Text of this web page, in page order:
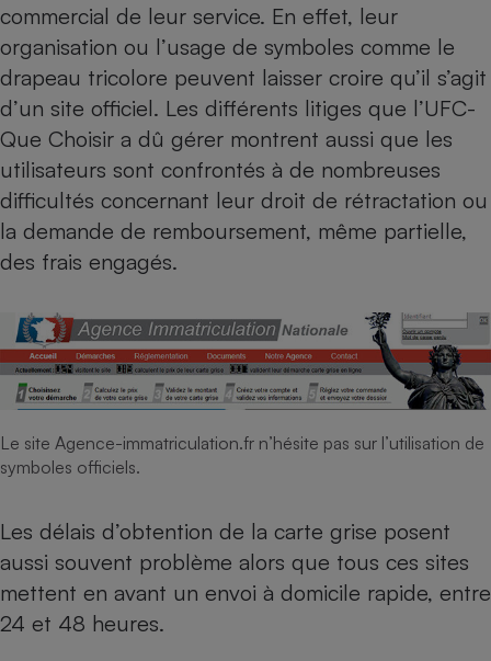
commercial de leur service. En effet, leur
organisation ou l’usage de symboles comme le
drapeau tricolore peuvent laisser croire qu’il s’agit
d’un site officiel. Les différents litiges que l’UFC-
Que Choisir a dû gérer montrent aussi que les
utilisateurs sont confrontés à de nombreuses
difficultés concernant leur droit de rétractation ou
la demande de remboursement, même partielle,
des frais engagés.
Le site Agence-immatriculation.fr n’hésite pas sur l’utilisation de
symboles officiels.
Les délais d’obtention de la carte grise posent
aussi souvent problème alors que tous ces sites
mettent en avant un envoi à domicile rapide, entre
24 et 48 heures.
Cafetière à expressos
Robot ménager